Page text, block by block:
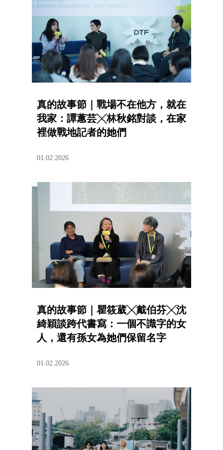
真的故事節｜戰場不在他方，就在
我家：譚蕙芸╳林秋銘對談，在家
裡做戰地記者的她們
01.02.2026
真的故事節｜瞿筱葳╳戴伯芬╳沈
綺穎談跨代書寫：一個不識字的女
人，還有孫女為她們保留名字
01.02.2026